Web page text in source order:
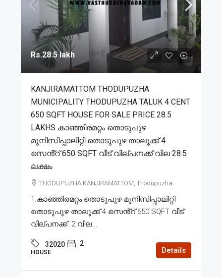
Rs.28.5 lakh
KANJIRAMATTOM THODUPUZHA
MUNICIPALITY THODUPUZHA TALUK 4 CENT
650 SQFT HOUSE FOR SALE PRICE 28.5
LAKHS കാഞ്ഞിരമറ്റം തൊടുപുഴ
മുനിസിപ്പാലിറ്റി തൊടുപുഴ താലൂക്ക് 4
സെൻ്റ് 650 SQFT വീട് വില്പനക്ക് വില 28.5
ലക്ഷം
THODUPUZHA,KANJIRAMATTOM, Thodupuzha
1.കാഞ്ഞിരമറ്റം തൊടുപുഴ മുനിസിപ്പാലിറ്റി
തൊടുപുഴ താലൂക്ക് 4 സെൻ്റ് 650 SQFT വീട്
വില്പനക്ക്. 2.വില...
32020 2
HOUSE Details